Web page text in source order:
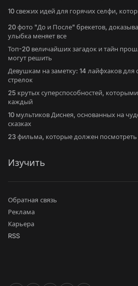
10 свежих идей для горячих селфи,
20 фото "До и После" брекетов,
улыбка меняет все
Топ-20 величайших загадок и тайн
могут решить
Девушкам на заметку: 14 лайфхаков для
стрелок
25 крутых суперспособностей,
каждый
10 мультиков Диснея, основанных на
сказках
23 фильма, которые должен
Изучить
Обратная связь
Реклама
Карьера
RSS